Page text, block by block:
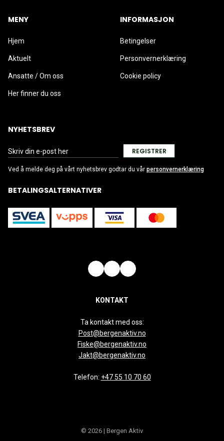
MENY
Hjem
Aktuelt
Ansatte / Om oss
Her finner du oss
INFORMASJON
Betingelser
Personvernerklæring
Cookie policy
NYHETSBREV
REGISTRER
Ved å melde deg på vårt nyhetsbrev godtar du vår personvernerklæring
BETALINGSALTERNATIVER
KONTAKT
Ta kontakt med oss:
Post@bergenaktiv.no
Fiske@bergenaktiv.no
Jakt@bergenaktiv.no
Telefon: +47 55 10 70 60
© 2026 | Bergen Aktiv